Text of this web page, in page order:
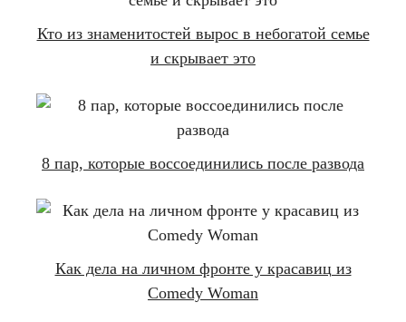
Кто из знаменитостей вырос в небогатой семье
и скрывает это
8 пар, которые воссоединились после развода
Как дела на личном фронте у красавиц из
Comedy Woman